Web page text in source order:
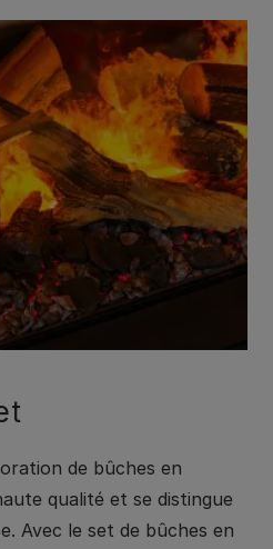
de bûches en
qualité et se distingue
Avec le set de bûches en